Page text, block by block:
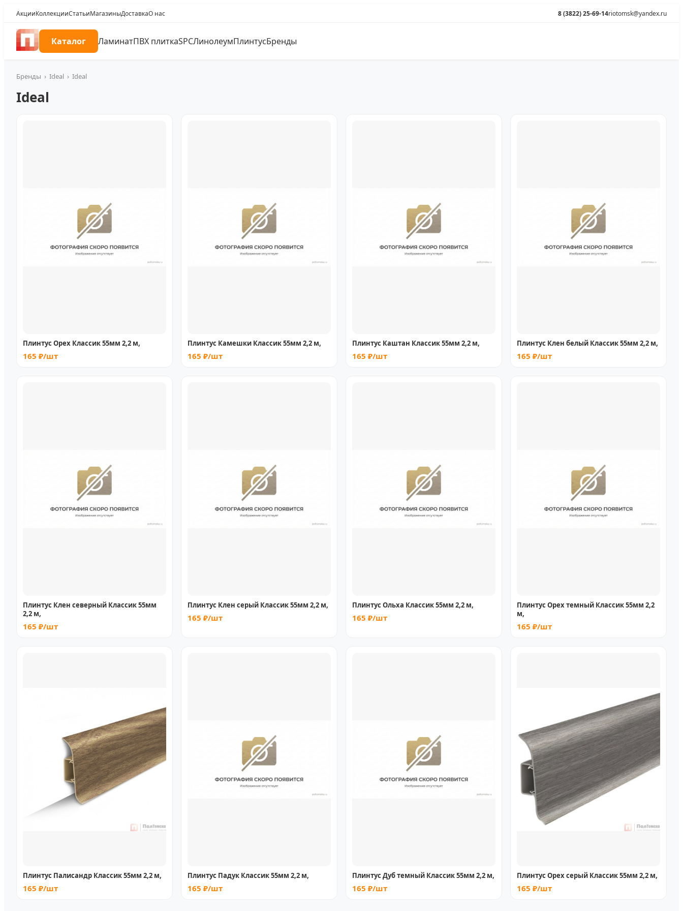
АкцииКоллекцииСтатьиМагазиныДоставкаО нас 8 (3822) 25-69-14riotomsk@yandex.ru
Каталог ЛаминатПВХ плиткаSPCЛинолеумПлинтусБренды
Бренды › Ideal › Ideal
Ideal
Плинтус Орех Классик 55мм 2,2 м,
165 ₽/шт
Плинтус Камешки Классик 55мм 2,2 м,
165 ₽/шт
Плинтус Каштан Классик 55мм 2,2 м,
165 ₽/шт
Плинтус Клен белый Классик 55мм 2,2 м,
165 ₽/шт
Плинтус Клен северный Классик 55мм
2,2 м,
165 ₽/шт
Плинтус Клен серый Классик 55мм 2,2 м,
165 ₽/шт
Плинтус Ольха Классик 55мм 2,2 м,
165 ₽/шт
Плинтус Орех темный Классик 55мм 2,2
м,
165 ₽/шт
Плинтус Палисандр Классик 55мм 2,2 м,
165 ₽/шт
Плинтус Падук Классик 55мм 2,2 м,
165 ₽/шт
Плинтус Дуб темный Классик 55мм 2,2 м,
165 ₽/шт
Плинтус Орех серый Классик 55мм 2,2 м,
165 ₽/шт